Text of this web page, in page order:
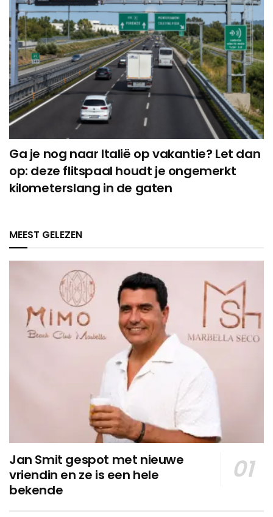
Ga je nog naar Italië op vakantie? Let dan
op: deze flitspaal houdt je ongemerkt
kilometerslang in de gaten
MEEST GELEZEN
Jan Smit gespot met nieuwe
vriendin en ze is een hele
bekende